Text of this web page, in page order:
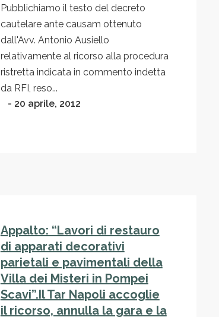
Pubblichiamo il testo del decreto
cautelare ante causam ottenuto
dall'Avv. Antonio Ausiello
relativamente al ricorso alla procedura
ristretta indicata in commento indetta
da RFI, reso...
- 20 aprile, 2012
Appalto: “Lavori di restauro
di apparati decorativi
parietali e pavimentali della
Villa dei Misteri in Pompei
Scavi”.Il Tar Napoli accoglie
il ricorso, annulla la gara e la